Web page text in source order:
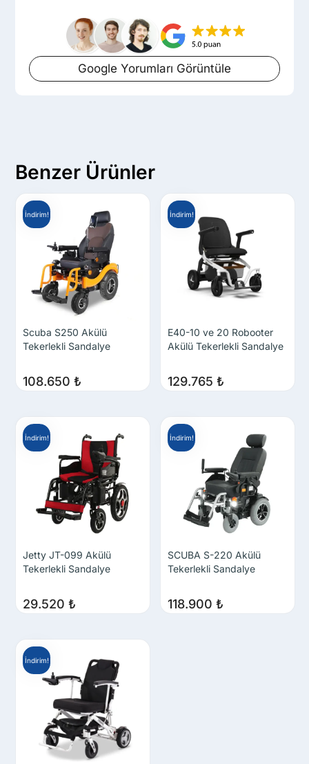
Google Yorumları Görüntüle
Benzer Ürünler
Scuba S250 Akülü
Tekerlekli Sandalye
108.650₺
İndirim!
E40-10 ve 20 Robooter
Akülü Tekerlekli Sandalye
129.765 ₺
İndirim!
Jetty JT-099 Akülü
Tekerlekli Sandalye
29.520₺
İndirim!
SCUBA S-220 Akülü
Tekerlekli Sandalye
118.900 ₺
İndirim!
İndirim!